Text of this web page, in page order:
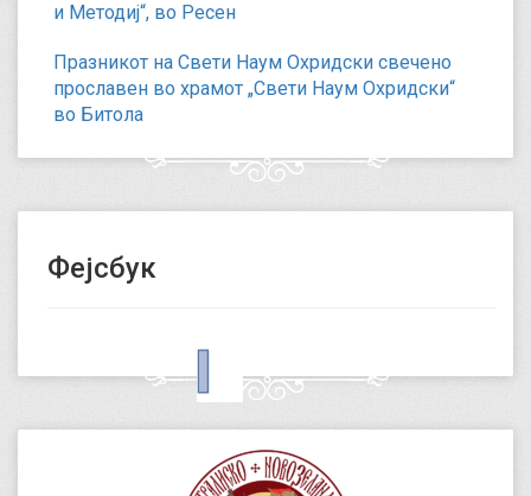
и Методиј“, во Ресен
Празникот на Свети Наум Охридски свечено
прославен во храмот „Свети Наум Охридски“
во Битола
Фејсбук